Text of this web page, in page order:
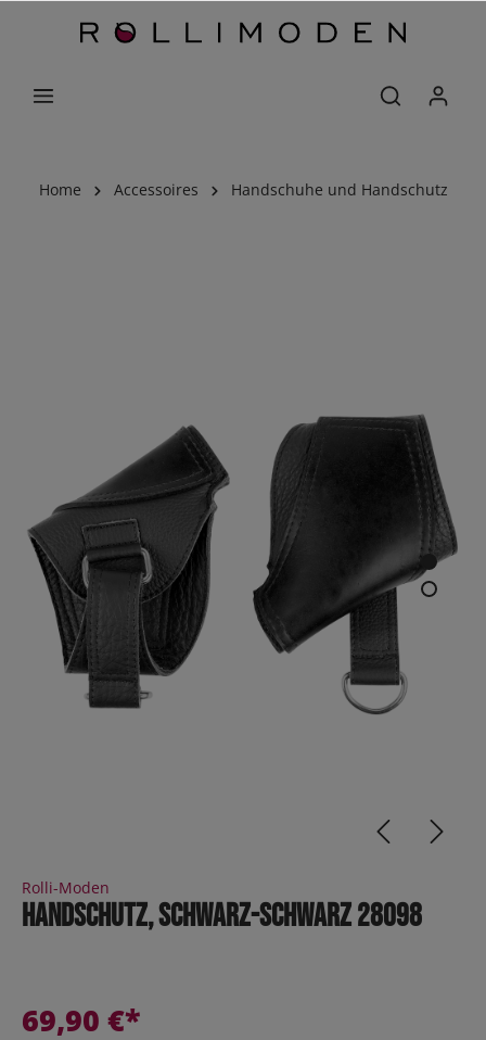
Home Accessoires Handschuhe und Handschutz
Rolli-Moden
Handschutz, Schwarz-schwarz 28098
69,90 €*